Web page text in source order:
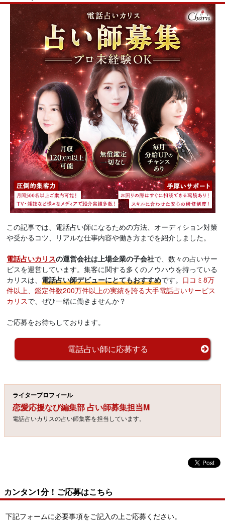
この記事では、電話占い師になるための方法、オーディション対策
や受かるコツ、リアルな仕事内容や働き方までを紹介しました。
電話占いカリスの運営会社は上場企業の子会社で、数々の占いサー
ビスを運営しています。集客に関する多くのノウハウを持っている
カリスは、電話占い師デビューにとてもおすすめです。 口コミ8万
件以上、鑑定件数200万件以上の実績を誇る大手電話占いサービス
カリスで、ぜひ一緒に働きませんか？
ご応募をお待ちしております。
電話占い師に応募する
ライタープロフィール
恋愛応援なび編集部 占い師募集担当M
電話占いカリスの占い師集客を担当しています。
カンタン1分！ご応募はこちら
下記フォームに必要事項をご記入の上ご応募ください。